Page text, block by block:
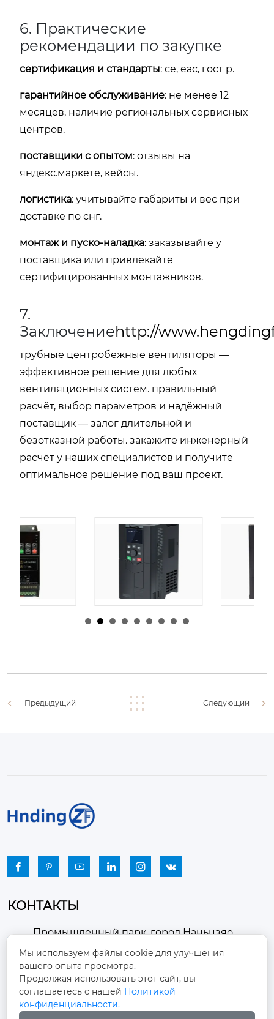
6. Практические
рекомендации по закупке
сертификация и стандарты: ce, eac, гост р.
гарантийное обслуживание: не менее 12
месяцев, наличие региональных сервисных
центров.
поставщики с опытом: отзывы на
яндекс.маркете, кейсы.
логистика: учитывайте габариты и вес при
доставке по снг.
монтаж и пуско-наладка: заказывайте у
поставщика или привлекайте
сертифицированных монтажников.
7.
Заключениеhttp://
трубные центробежные вентиляторы —
эффективное решение для любых
вентиляционных систем. правильный
расчёт, выбор параметров и надёжный
поставщик — залог длительной и
безотказной работы. закажите инженерный
расчёт у наших специалистов и получите
оптимальное решение под ваш проект.
由admin
30 1 月,
2026
由admin
29 1 月,
Предыдущий Следующий
     
КОНТАКТЫ

Промышленный парк, город Наньцзяо,
район Чжоуцунь, город Цзыбо, провинция
Шаньдун
 winston-xu@hengdingfan.com
Мы используем файлы cookie для улучшения
вашего опыта просмотра.
Продолжая использовать этот сайт, вы
соглашаетесь с нашей Политикой
конфиденциальности.